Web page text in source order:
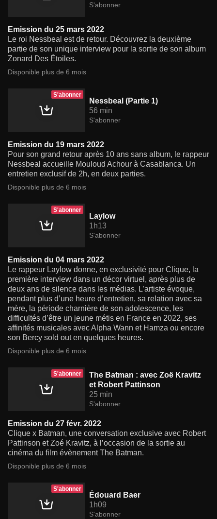
S'abonner
Emission du 25 mars 2022
Le roi Nessbeal est de retour. Découvrez la deuxième
partie de son unique interview pour la sortie de son album
Zonard Des Étoiles.
Disponible plus de 6 mois
S'abonner
Nessbeal (Partie 1)
56 min
S'abonner
Emission du 19 mars 2022
Pour son grand retour après 10 ans sans album, le rappeur
Nessbeal accueille Mouloud Achour à Casablanca. Un
entretien exclusif de 2h, en deux parties.
Disponible plus de 6 mois
S'abonner
Laylow
1h13
S'abonner
Emission du 04 mars 2022
Le rappeur Laylow donne, en exclusivité pour Clique, la
première interview dans un décor virtuel, après plus de
deux ans de silence dans les médias. L’artiste évoque,
pendant plus d’une heure d’entretien, sa relation avec sa
mère, la période charnière de son adolescence, les
difficultés d’être un jeune métis en France en 2022, ses
affinités musicales avec Alpha Wann et Hamza ou encore
son Bercy sold out en quelques heures.
Disponible plus de 6 mois
S'abonner
The Batman : avec Zoë Kravitz
et Robert Pattinson
25 min
S'abonner
Emission du 27 févr. 2022
Clique x Batman, une conversation exclusive avec Robert
Pattinson et Zoé Kravitz, à l’occasion de la sortie au
cinéma du film évènement The Batman.
Disponible plus de 6 mois
S'abonner
Édouard Baer
1h09
S'abonner